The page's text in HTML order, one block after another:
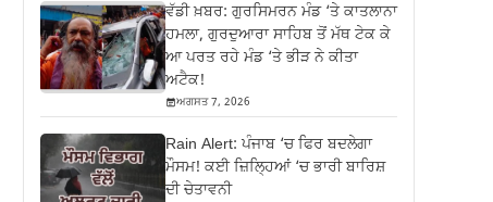
ਵੱਡੀ ਖ਼ਬਰ: ਗੁਰਸਿਮਰਨ ਮੰਡ ‘ਤੇ ਕਾਤਲਾਨਾ
ਹਮਲਾ, ਗੁਰਦੁਆਰਾ ਸਾਹਿਬ ਤੋਂ ਮੱਥ ਟੇਕ ਕੇ
ਆ ਪਰਤ ਰਹੇ ਮੰਡ ‘ਤੇ ਭੀੜ ਨੇ ਕੀਤਾ
ਅਟੈਕ!
ਅਗਸਤ 7, 2026
Rain Alert: ਪੰਜਾਬ ‘ਚ ਫਿਰ ਬਦਲੇਗਾ
ਮੌਸਮ! ਕਈ ਜ਼ਿਲ੍ਹਿਆਂ ‘ਚ ਭਾਰੀ ਬਾਰਿਸ਼
ਦੀ ਚੇਤਾਵਨੀ